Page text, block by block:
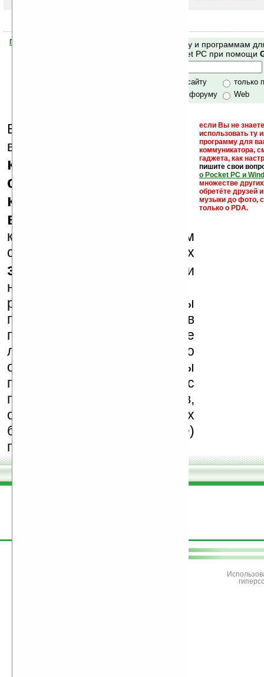
Помогите Ладошкам стать лучше
Поиск по сайту и программам
Mobile и Pocket PC при помощи
только по сайту
только
по сайту и форуму
Web
Еще раз обращаем
внимание, что
кряки - лекарства,
серийные номера,
ключи и ссылки на
варезные сайты
если Вы не
использовать ту
программу для
коммуникатора,
гаджета, как
пишите свои
о Pocket PC и
множестве
обретёте друзей
музыки до фото,
только о PDA.
к публикации на нашем
сайте в комментариях
запрещены
, как и
несанкционированная
реклама (спам). Мы
поддерживаем авторов
программ и развитие
легального программного
обеспечения. Также мы
призываем Вас
поддерживать авторов,
особенно создающих
бесплатные (freeware)
программы.